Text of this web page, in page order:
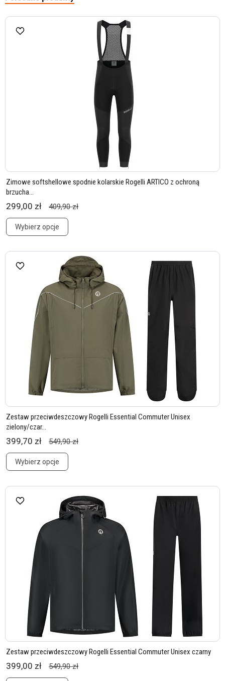
Zimowe softshellowe spodnie kolarskie Rogelli ARTICO z ochroną
brzucha...
299,00 zł 409,90 zł
Wybierz opcje
Zestaw przeciwdeszczowy Rogelli Essential Commuter Unisex
zielony/czar...
399,70 zł 549,90 zł
Wybierz opcje
Zestaw przeciwdeszczowy Rogelli Essential Commuter Unisex czarny
399,00 zł 549,90 zł